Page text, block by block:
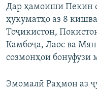
Дар ҳамоиши Пекин
ҳукуматҳо аз 8
Тоҷикистон,
Камбоҷа, Лаос ва
созмонҳои бонуфузи
Эмомалӣ Раҳмон аз